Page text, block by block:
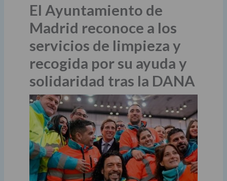
El Ayuntamiento de
Madrid reconoce a los
servicios de limpieza y
recogida por su ayuda y
solidaridad tras la DANA